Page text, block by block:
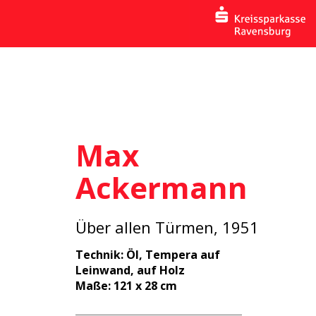
Max
Ackermann
Über allen Türmen, 1951
Technik: Öl, Tempera auf
Leinwand, auf Holz
Maße: 121 x 28 cm